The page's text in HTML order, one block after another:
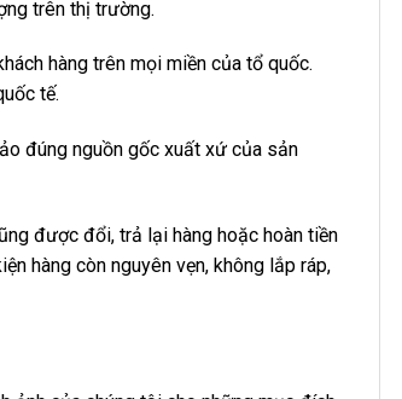
trên thị trường.
hàng trên mọi miền của tổ quốc.
tế.
đúng nguồn gốc xuất xứ của sản
được đổi, trả lại hàng hoặc hoàn tiền
hàng còn nguyên vẹn, không lắp ráp,